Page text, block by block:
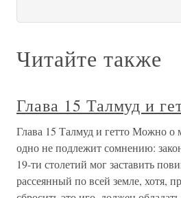
Читайте также
Глава 15 Талмуд и
Глава 15 Талмуд и гетто Можно о
одно не подлежит сомнению:
19-ти столетий мог заставить
рассеянный по всей земле, хотя,